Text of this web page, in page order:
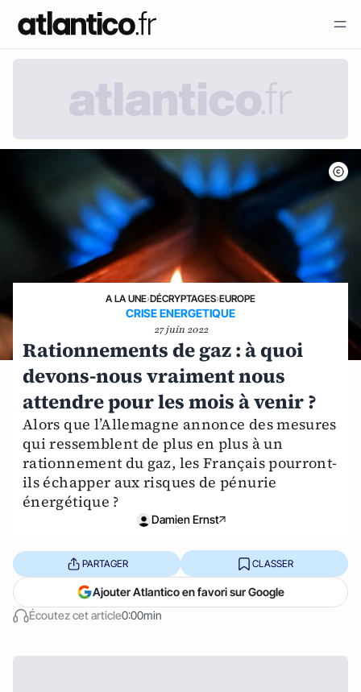
A LA UNE›DÉCRYPTAGES›EUROPE
CRISE ENERGETIQUE
27 juin 2022
Rationnements de gaz : à quoi
devons-nous vraiment nous
attendre pour les mois à venir ?
Alors que l’Allemagne annonce des mesures
qui ressemblent de plus en plus à un
rationnement du gaz, les Français pourront-
ils échapper aux risques de pénurie
énergétique ?
Damien Ernst
Écoutez cet article0:00min
PARTAGER CLASSER
Ajouter Atlantico en favori sur Google